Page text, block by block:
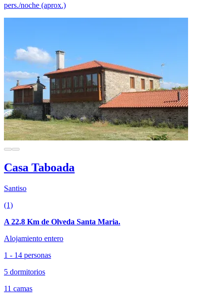
pers./noche (aprox.)
Casa Taboada
Santiso
(1)
A 22.8 Km de Olveda Santa Maria.
Alojamiento entero
1 - 14 personas
5 dormitorios
11 camas